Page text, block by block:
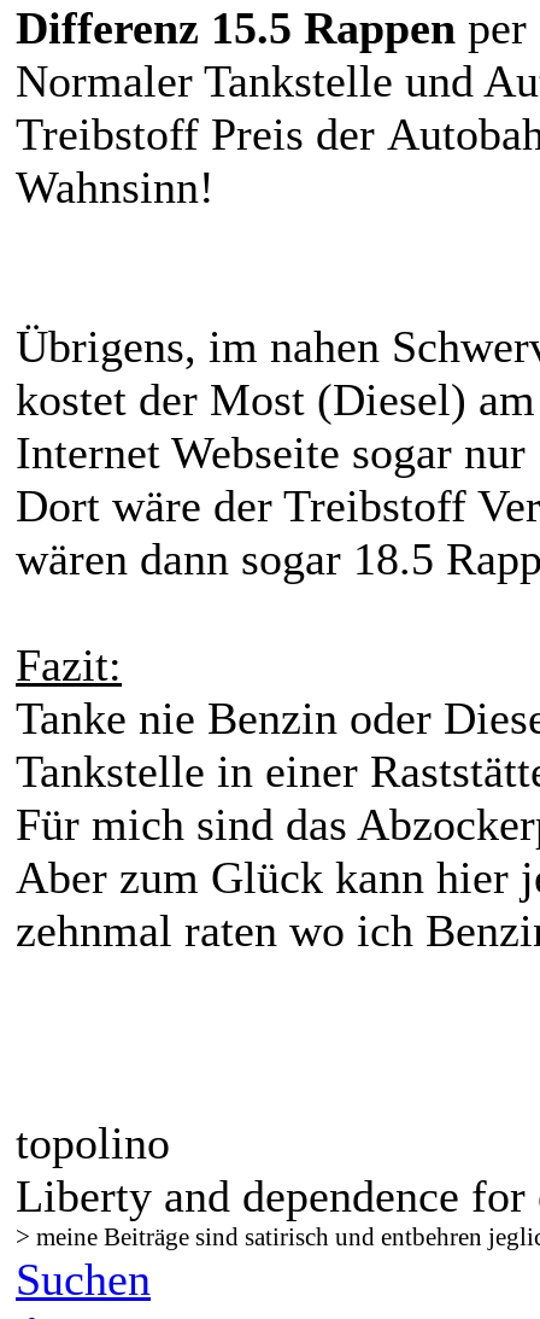
Differenz 15.5 Rappen
Normaler Tankstelle und
Treibstoff Preis der
Wahnsinn!
Übrigens, im nahen
kostet der Most (Diesel)
Internet Webseite sogar
Dort wäre der Treibstoff
wären dann sogar 18.5
Fazit:
Tanke nie Benzin oder
Tankstelle in einer
Für mich sind das
Aber zum Glück kann hier
zehnmal raten wo ich
topolino
Liberty and dependence for
> meine Beiträge sind satirisch und entbehren
Suchen